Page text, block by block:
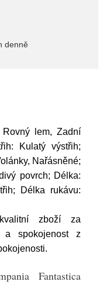
denně
lem, Zadní
Kulatý výstřih;
Nařásněné;
povrch; Délka:
Délka rukávu:
zboží za
a spokojenost z
Fantastica